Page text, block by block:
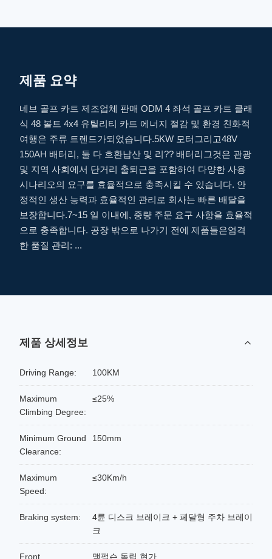
제품 요약
네브 골프 카트 제조업체 판매 ODM 4 좌석 골프 카트 클래
식 48 볼트 4x4 유틸리티 카트 에너지 절감 및 환경 친화적
여행은 주류 트렌드가되었습니다.5KW 모터그리고48V
150AH 배터리, 둘 다 호환납산 및 리?? 배터리그것은 관광
및 지역 사회에서 단거리 출퇴근을 포함하여 다양한 사용
시나리오의 요구를 효율적으로 충족시킬 수 있습니다. 안
정적인 생산 능력과 효율적인 관리로 회사는 빠른 배달을
보장합니다.7~15 일 이내에, 중량 주문 요구 사항을 효율적
으로 충족합니다. 공장 밖으로 나가기 전에 제품들은엄격
한 품질 관리: ...
제품 상세정보
Driving Range: 100KM
Maximum
Climbing Degree:
≤25%
Minimum Ground
Clearance:
150mm
Maximum
Speed:
≤30Km/h
Braking system:
4륜 디스크 브레이크 + 페달형 주차 브레이
크
Front 맥펄슨 독립 현가